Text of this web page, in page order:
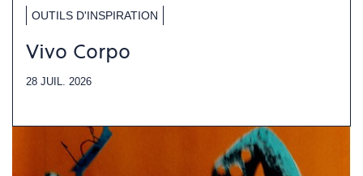
OUTILS D'INSPIRATION
Vivo Corpo
28 JUIL. 2026